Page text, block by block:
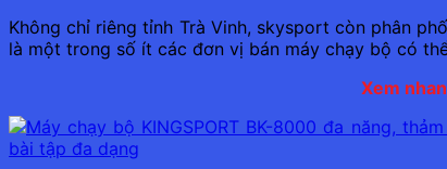
Không chỉ riêng tỉnh Trà Vinh, skysport còn phân
là một trong số ít các đơn vị bán máy chạy bộ có
Xem